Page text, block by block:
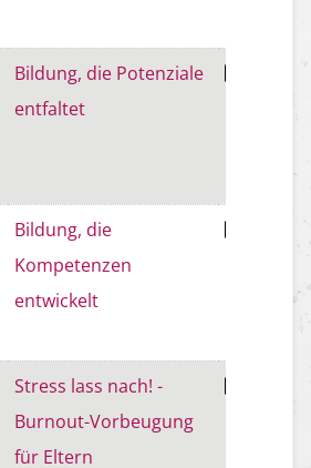
Bildung, die Potenziale
entfaltet
Bildung, die
Kompetenzen
entwickelt
Stress lass nach! -
Burnout-Vorbeugung
für Eltern